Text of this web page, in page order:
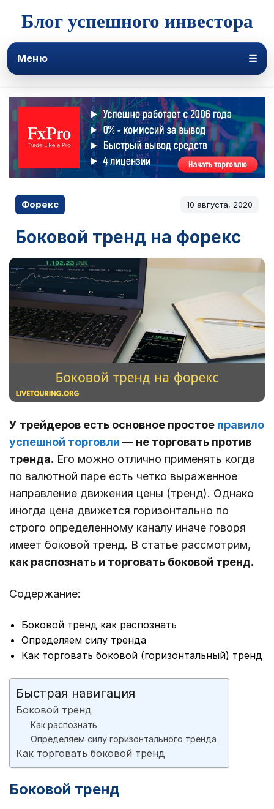
Блог успешного инвестора
Меню ☰
Форекс 10 августа, 2020
Боковой тренд на форекс
У трейдеров есть основное простое правило
успешной торговли — не торговать против
тренда. Его можно отлично применять когда
по валютной паре есть четко выраженное
направление движения цены (тренд). Однако
иногда цена движется горизонтально по
строго определенному каналу иначе говоря
имеет боковой тренд. В статье рассмотрим,
как распознать и торговать боковой тренд.
Содержание:
Боковой тренд как распознать
Определяем силу тренда
Как торговать боковой (горизонтальный) тренд
Быстрая навигация
Боковой тренд
Как распознать
Определяем силу горизонтального тренда
Как торговать боковой тренд
Боковой тренд